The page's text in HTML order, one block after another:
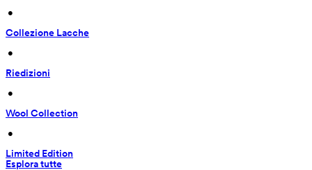
•
Collezione Lacche
•
Riedizioni
•
Wool Collection
•
Limited Edition
Esplora tutte